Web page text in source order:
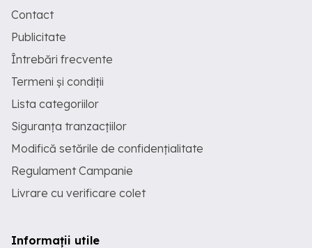
Contact
Publicitate
Întrebări frecvente
Termeni și condiții
Lista categoriilor
Siguranța tranzacțiilor
Modifică setările de confidențialitate
Regulament Campanie
Livrare cu verificare colet
Informații utile